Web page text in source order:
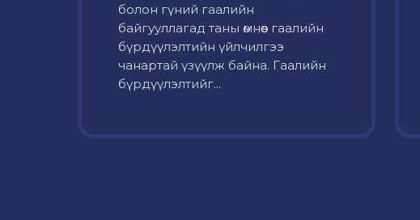
болон гүний гаалийн
байгууллагад таны өмнөөс гаалийн
бүрдүүлэлтийн үйлчилгээ
чанартай үзүүлж байна. Гаалийн
бүрдүүлэлтийг...